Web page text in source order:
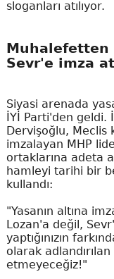
sloganları atılıyor.
Sevr'e imza
Siyasi arenada
İYİ Parti'den geldi.
Dervişoğlu, Meclis
imzalayan MHP
ortaklarına adeta
hamleyi tarihi bir
kullandı:
"Yasanın altına
Lozan'a değil,
yaptığınızın
olarak
etmeyeceğiz!"